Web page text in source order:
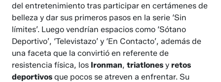
del entretenimiento tras participar en certámenes de
belleza y dar sus primeros pasos en la serie ‘Sin
límites’. Luego vendrían espacios como ‘Sótano
Deportivo’, ‘Televistazo’ y ‘En Contacto’, además de
una faceta que la convirtió en referente de
resistencia física, los Ironman,triatlonesyretos
deportivos que pocos se atreven a enfrentar. Su